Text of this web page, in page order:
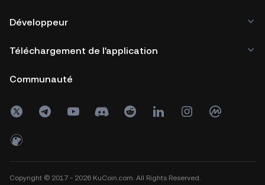
Développeur
Téléchargement de l'application
Communauté
Copyright © 2017 - 2026 KuCoin.com. All Rights Reserved.